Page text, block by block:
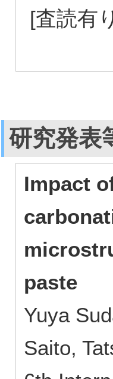
[査読有
研究発表
Impact
paste
Yuya
Saito,